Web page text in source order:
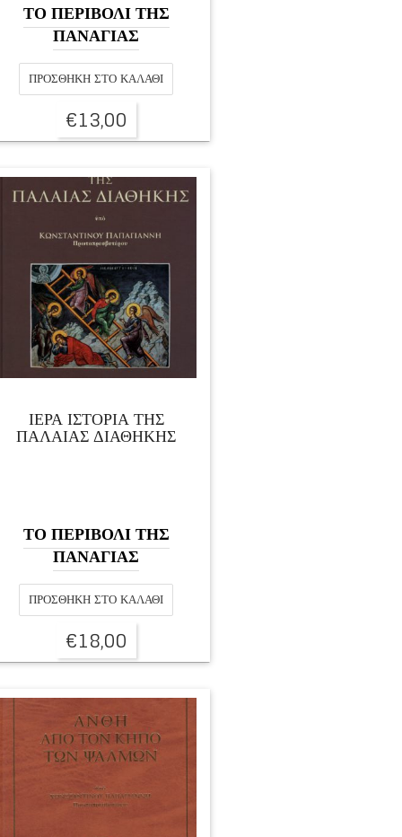
ΤΟ ΠΕΡΙΒΟΛΙ ΤΗΣ
ΠΑΝΑΓΙΑΣ
ΠΡΟΣΘΉΚΗ ΣΤΟ ΚΑΛΆΘΙ
€13,00
ΙΕΡΑ ΙΣΤΟΡΙΑ ΤΗΣ
ΠΑΛΑΙΑΣ ΔΙΑΘΗΚΗΣ
ΤΟ ΠΕΡΙΒΟΛΙ ΤΗΣ
ΠΑΝΑΓΙΑΣ
ΠΡΟΣΘΉΚΗ ΣΤΟ ΚΑΛΆΘΙ
€18,00